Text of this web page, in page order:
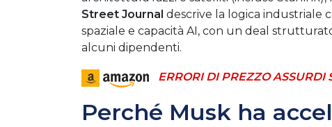
Street Journal descrive la logica industriale
spaziale e capacità AI, con un deal
alcuni dipendenti.
ERRORI DI PREZZO ASSURDI
Perché Musk ha